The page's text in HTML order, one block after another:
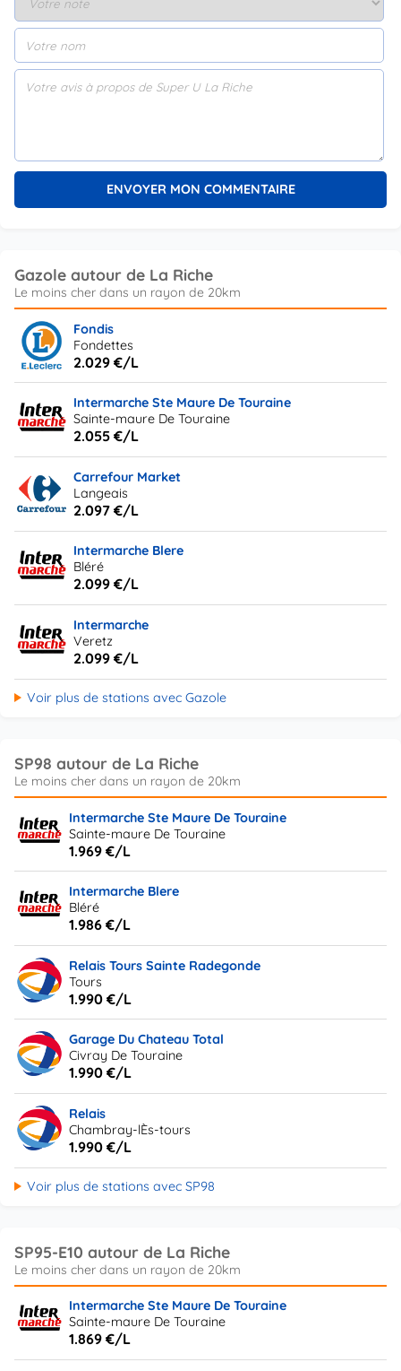
Gazole autour de La Riche
Fondis
Fondettes
2.029 €/L
Intermarche Ste Maure De Touraine
Sainte-maure De Touraine
2.055 €/L
Carrefour Market
Langeais
2.097 €/L
Intermarche Blere
Bléré
2.099 €/L
Intermarche
Veretz
2.099 €/L
Voir plus de stations avec Gazole
SP98 autour de La Riche
Intermarche Ste Maure De Touraine
Sainte-maure De Touraine
1.969 €/L
Intermarche Blere
Bléré
1.986 €/L
Relais Tours Sainte Radegonde
Tours
1.990 €/L
Garage Du Chateau Total
Civray De Touraine
1.990 €/L
Relais
Chambray-lÈs-tours
1.990 €/L
Voir plus de stations avec SP98
SP95-E10 autour de La Riche
Intermarche Ste Maure De Touraine
Sainte-maure De Touraine
1.869 €/L